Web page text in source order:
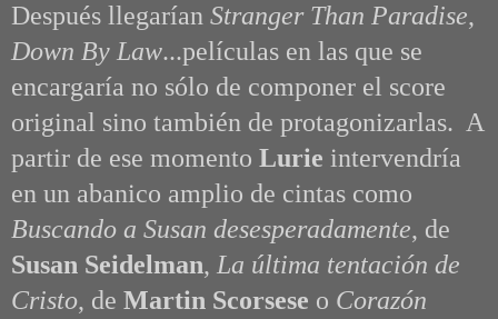
Después llegarían Stranger Than Paradise,
Down By Law...películas en las que se
encargaría no sólo de componer el score
original sino también de protagonizarlas. A
partir de ese momento Lurie intervendría
en un abanico amplio de cintas como
Buscando a Susan desesperadamente, de
Susan Seidelman, La última tentación de
Cristo, de Martin Scorsese o Corazón